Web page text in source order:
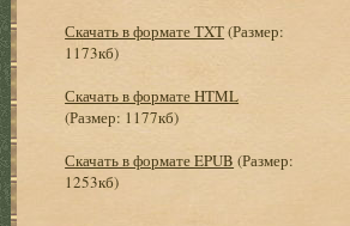
Скачать в формате TXT(Размер:
1173кб)
Скачать в формате HTML
(Размер: 1177кб)
Скачать в формате EPUB (Размер:
1253кб)